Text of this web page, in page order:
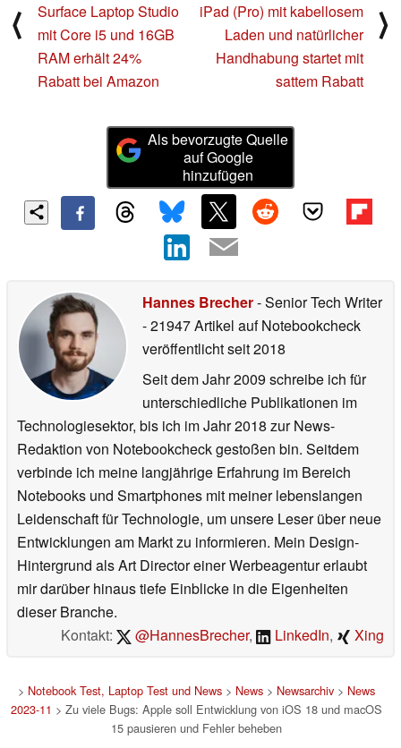
⟨
Surface Laptop Studio
mit Core i5 und 16GB
RAM erhält 24%
Rabatt bei Amazon
iPad (Pro) mit kabellosem
Laden und natürlicher
Handhabung startet mit
sattem Rabatt
⟩
Als bevorzugte Quelle
auf Google
hinzufügen
Hannes Brecher- Senior Tech Writer
- 21947 Artikel auf Notebookcheck
veröffentlichtseit 2018
Seit dem Jahr 2009 schreibe ich für
unterschiedliche Publikationen im
Technologiesektor, bis ich im Jahr 2018 zur News-
Redaktion von Notebookcheck gestoßen bin. Seitdem
verbinde ich meine langjährige Erfahrung im Bereich
Notebooks und Smartphones mit meiner lebenslangen
Leidenschaft für Technologie, um unsere Leser über neue
Entwicklungen am Markt zu informieren. Mein Design-
Hintergrund als Art Director einer Werbeagentur erlaubt
mir darüber hinaus tiefe Einblicke in die Eigenheiten
dieser Branche.
Kontakt:
@HannesBrecher, LinkedIn, Xing
> Notebook Test, Laptop Test und News> News> Newsarchiv> News
2023-11 > Zu viele Bugs: Apple soll Entwicklung von iOS 18 und macOS
15 pausieren und Fehler beheben